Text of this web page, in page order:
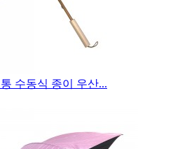
수동식 종이 우산...